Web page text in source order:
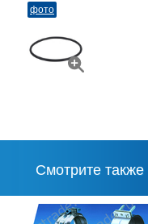
фото
Смотрите также